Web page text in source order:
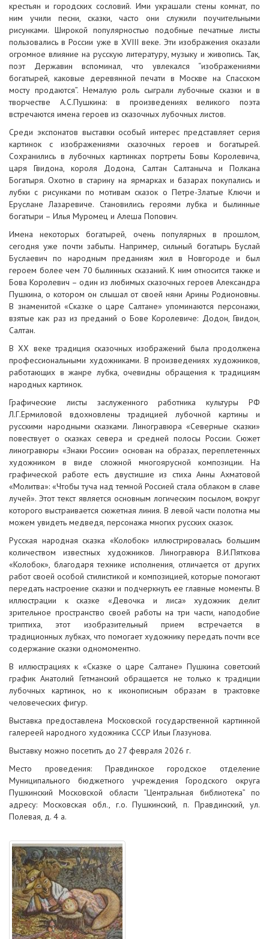
крестьян и городских сословий. Ими украшали стены комнат, по
ним учили песни, сказки, часто они служили поучительными
рисунками. Широкой популярностью подобные печатные листы
пользовались в России уже в XVIII веке. Эти изображения оказали
огромное влияние на русскую литературу, музыку и живопись. Так,
поэт Державин вспоминал, что увлекался “изображениями
богатырей, каковые деревянной печати в Москве на Спасском
мосту продаются”. Немалую роль сыграли лубочные сказки и в
творчестве А.С.Пушкина: в произведениях великого поэта
встречаются имена героев из сказочных лубочных листов.
Среди экспонатов выставки особый интерес представляет серия
картинок с изображениями сказочных героев и богатырей.
Сохранились в лубочных картинках портреты Бовы Королевича,
царя Гвидона, короля Додона, Салтан Салтаныча и Полкана
Богатыря. Охотно в старину на ярмарках и базарах покупались и
лубки с рисунками по мотивам сказок о Петре-Златые Ключи и
Еруслане Лазаревиче. Становились героями лубка и былинные
богатыри – Илья Муромец и Алеша Попович.
Имена некоторых богатырей, очень популярных в прошлом,
сегодня уже почти забыты. Например, сильный богатырь Буслай
Буслаевич по народным преданиям жил в Новгороде и был
героем более чем 70 былинных сказаний. К ним относится также и
Бова Королевич – один из любимых сказочных героев Александра
Пушкина, о котором он слышал от своей няни Арины Родионовны.
В знаменитой «Сказке о царе Салтане» упоминаются персонажи,
взятые как раз из преданий о Бове Королевиче: Додон, Гвидон,
Салтан.
В XX веке традиция сказочных изображений была продолжена
профессиональными художниками. В произведениях художников,
работающих в жанре лубка, очевидны обращения к традициям
народных картинок.
Графические листы заслуженного работника культуры РФ
Л.Г.Ермиловой вдохновлены традицией лубочной картины и
русскими народными сказками. Линогравюра «Северные сказки»
повествует о сказках севера и средней полосы России. Сюжет
линогравюры «Знаки России» основан на образах, переплетенных
художником в виде сложной многоярусной композиции. На
графической работе есть двустишие из стиха Анны Ахматовой
«Молитва»: «Чтобы туча над темной Россией стала облаком в славе
лучей». Этот текст является основным логическим посылом, вокруг
которого выстраивается сюжетная линия. В левой части полотна мы
можем увидеть медведя, персонажа многих русских сказок.
Русская народная сказка «Колобок» иллюстрировалась большим
количеством известных художников. Линогравюра В.И.Пяткова
«Колобок», благодаря технике исполнения, отличается от других
работ своей особой стилистикой и композицией, которые помогают
передать настроение сказки и подчеркнуть ее главные моменты. В
иллюстрации к сказке «Девочка и лиса» художник делит
зрительное пространство своей работы на три части, наподобие
триптиха, этот изобразительный прием встречается в
традиционных лубках, что помогает художнику передать почти все
содержание сказки одномоментно.
В иллюстрациях к «Сказке о царе Салтане» Пушкина советский
график Анатолий Гетманский обращается не только к традиции
лубочных картинок, но к иконописным образам в трактовке
человеческих фигур.
Выставка предоставлена Московской государственной картинной
галереей народного художника СССР Ильи Глазунова.
Выставку можно посетить до 27 февраля 2026 г.
Место проведения: Правдинское городское отделение
Муниципального бюджетного учреждения Городского округа
Пушкинский Московской области “Центральная библиотека” по
адресу: Московская обл., г.о. Пушкинский, п. Правдинский, ул.
Полевая, д. 4 а.